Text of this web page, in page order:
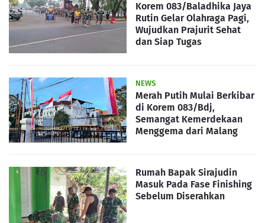
Korem 083/Baladhika Jaya
Rutin Gelar Olahraga Pagi,
Wujudkan Prajurit Sehat
dan Siap Tugas
NEWS
Merah Putih Mulai Berkibar
di Korem 083/Bdj,
Semangat Kemerdekaan
Menggema dari Malang
Rumah Bapak Sirajudin
Masuk Pada Fase Finishing
Sebelum Diserahkan